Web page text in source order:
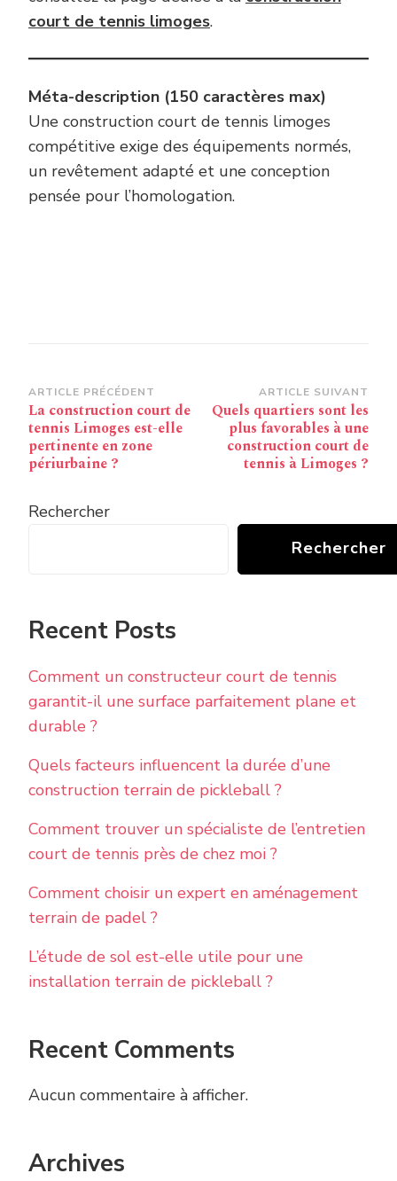
court de tennis limoges.
Méta-description (150 caractères max)
Une construction court de tennis limoges
compétitive exige des équipements normés,
un revêtement adapté et une conception
pensée pour l’homologation.
Navigation
d’article
ARTICLE PRÉCÉDENT
La construction court de
tennis Limoges est-elle
pertinente en zone
périurbaine ?
ARTICLE SUIVANT
Quels quartiers sont les
plus favorables à une
construction court de
tennis à Limoges ?
Rechercher
Rechercher
Recent Posts
Comment un constructeur court de tennis
garantit-il une surface parfaitement plane et
durable ?
Quels facteurs influencent la durée d’une
construction terrain de pickleball ?
Comment trouver un spécialiste de l’entretien
court de tennis près de chez moi ?
Comment choisir un expert en aménagement
terrain de padel ?
L’étude de sol est-elle utile pour une
installation terrain de pickleball ?
Recent Comments
Aucun commentaire à afficher.
Archives